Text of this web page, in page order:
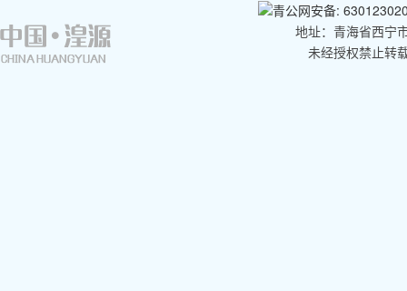
青公网安备:
地址：青海省西宁
未经授权禁止转